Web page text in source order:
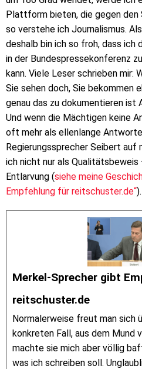
Plattform bieten, die gegen den
so verstehe ich Journalismus.
deshalb bin ich so froh, dass
in der Bundespressekonferenz
kann. Viele Leser schrieben mir:
Sie sehen doch, Sie bekommen
genau das zu dokumentieren ist
Und wenn die Mächtigen keine
oft mehr als ellenlange
Regierungssprecher Seibert auf
ich nicht nur als
Entlarvung (siehe meine
Empfehlung für reitschuster.de“).
Merkel-Sprecher gibt
reitschuster.de
Normalerweise freut man sich
konkreten Fall, aus dem
machte sie mich aber völlig
was ich schreiben soll.